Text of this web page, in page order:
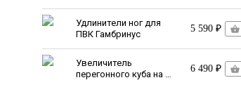
Удлинители ног для
ПВК Гамбринус
5 590 ₽
Увеличитель
перегонного куба на 50
6 490 ₽